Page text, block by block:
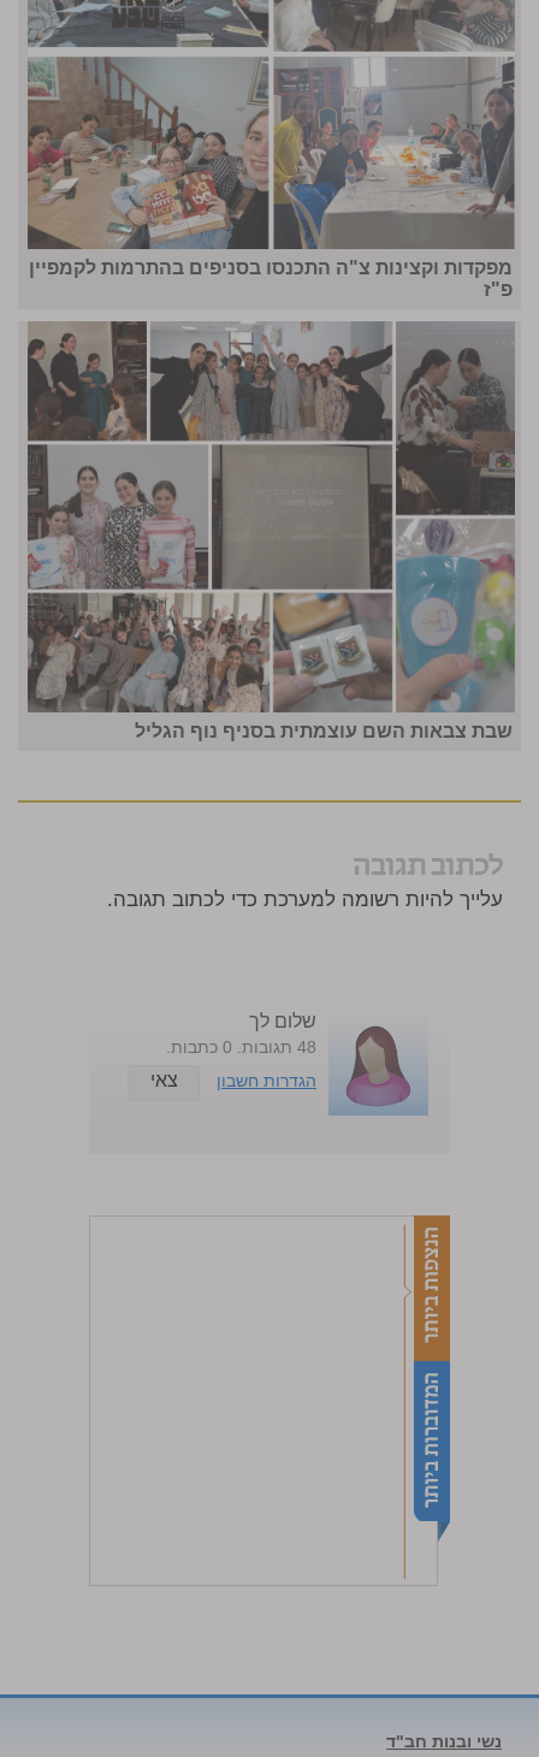
מפקדות וקצינות צ"ה התכנסו בסניפים בהתרמות לקמפיין
פ"ז
שבת צבאות השם עוצמתית בסניף נוף הגליל
לכתוב תגובה
עלייך להיות רשומה למערכת כדי לכתוב תגובה.
שלום לך
48 תגובות. 0 כתבות.
הגדרות חשבון
צאי
נשי ובנות חב"ד